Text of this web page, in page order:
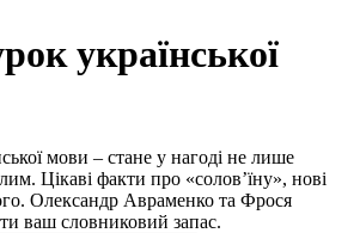
української
мови – стане у нагоді не лише
Цікаві факти про «солов’їну», нові
Олександр Авраменко та Фрося
ваш словниковий запас.